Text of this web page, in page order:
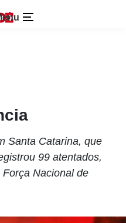
Santa Catarina, que
99 atentados,
Nacional de